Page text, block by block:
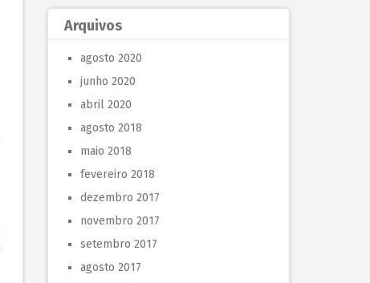
Arquivos
agosto 2020
junho 2020
abril 2020
agosto 2018
maio 2018
fevereiro 2018
dezembro 2017
novembro 2017
setembro 2017
agosto 2017